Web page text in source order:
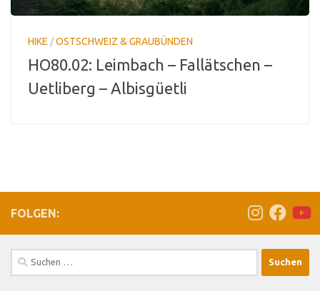
HIKE /OSTSCHWEIZ & GRAUBÜNDEN
HO80.02: Leimbach – Fallätschen –
Uetliberg – Albisgüetli
FOLGEN:
Suchen
nach: